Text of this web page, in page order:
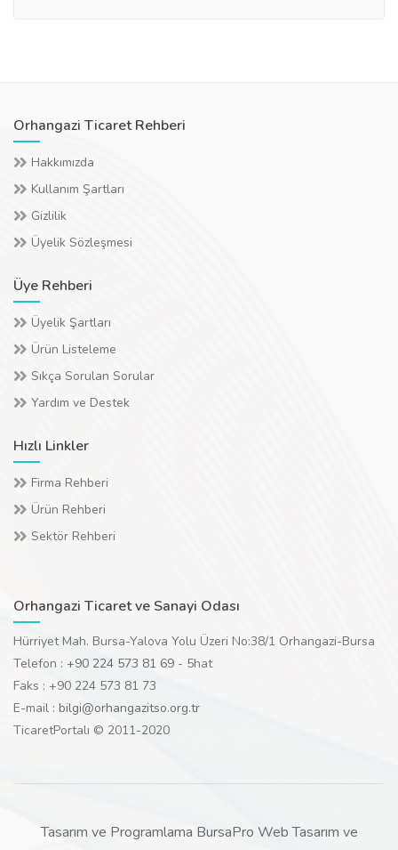
Orhangazi Ticaret Rehberi
Hakkımızda
Kullanım Şartları
Gizlilik
Üyelik Sözleşmesi
Üye Rehberi
Üyelik Şartları
Ürün Listeleme
Sıkça Sorulan Sorular
Yardım ve Destek
Hızlı Linkler
Firma Rehberi
Ürün Rehberi
Sektör Rehberi
Orhangazi Ticaret ve Sanayi Odası
Hürriyet Mah. Bursa-Yalova Yolu Üzeri No:38/1 Orhangazi-Bursa
Telefon : +90 224 573 81 69 - 5hat
Faks : +90 224 573 81 73
E-mail : bilgi@orhangazitso.org.tr
TicaretPortalı © 2011-2020
Tasarım ve Programlama BursaPro Web Tasarım ve